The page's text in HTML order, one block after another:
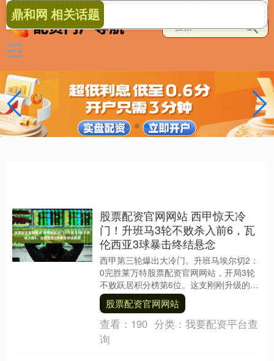
鼎和网 相关话题
股票配资官网网站 西甲惊天冷
门！升班马3轮不败杀入前6，瓦
伦西亚3球暴击终结悬念
西甲第三轮爆出大冷门。升班马埃尔切2：
0完胜莱万特股票配资官网网站，开局3轮
不败跃居积分榜第6位。这支刚刚升级的球
队展现惊人战斗力。 埃尔切与莱万特上演
升班马德....
股票配资官网网站
查看： 190 分类： 我要配资平台查
询